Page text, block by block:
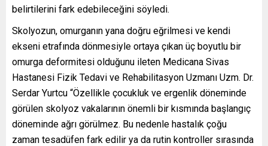
belirtilerini fark edebileceğini söyledi.
Skolyozun, omurganın yana doğru eğrilmesi ve kendi
ekseni etrafında dönmesiyle ortaya çıkan üç boyutlu bir
omurga deformitesi olduğunu ileten Medicana Sivas
Hastanesi Fizik Tedavi ve Rehabilitasyon Uzmanı Uzm. Dr.
Serdar Yurtcu “Özellikle çocukluk ve ergenlik döneminde
görülen skolyoz vakalarının önemli bir kısmında başlangıç
döneminde ağrı görülmez. Bu nedenle hastalık çoğu
zaman tesadüfen fark edilir ya da rutin kontroller sırasında